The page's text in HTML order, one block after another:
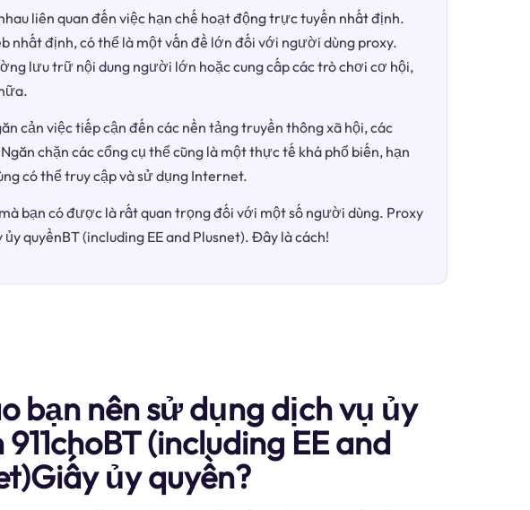
liên quan đến việc hạn chế hoạt động trực tuyến nhất định.
nhất định, có thể là một vấn đề lớn đối với người dùng proxy.
lưu trữ nội dung người lớn hoặc cung cấp các trò chơi cơ hội,
cản việc tiếp cận đến các nền tảng truyền thông xã hội, các
chặn các cổng cụ thể cũng là một thực tế khá phổ biến, hạn
có thể truy cập và sử dụng Internet.
bạn có được là rất quan trọng đối với một số người dùng. Proxy
quyềnBT (including EE and Plusnet). Đây là cách!
bạn nên sử dụng dịch vụ ủy
(including EE and
ủy quyền?